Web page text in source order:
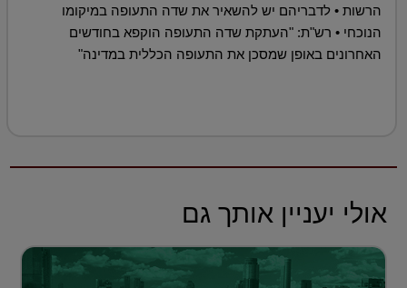
הרשות • לדבריהם יש להשאיר את שדה התעופה במיקומו
הנוכחי • רש"ת: "העתקת שדה התעופה הוקפא בחודשים
האחרונים באופן שמסכן את התעופה הכללית במדינה"
אולי יעניין אותך גם